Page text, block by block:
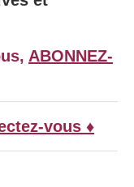
ABONNEZ-
vous ♦